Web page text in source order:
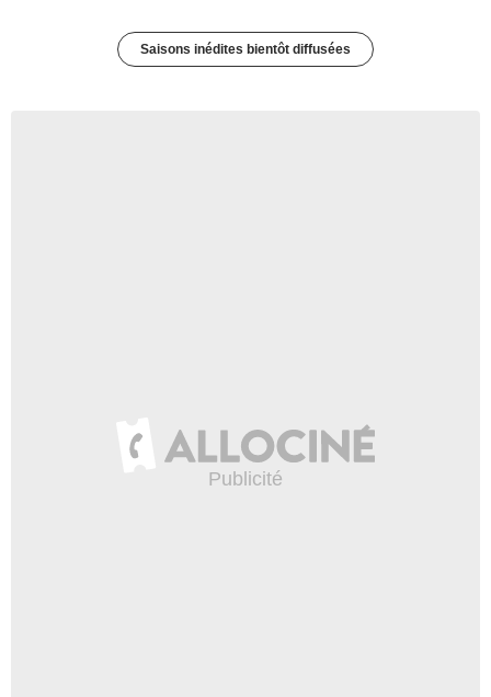
Saisons inédites bientôt diffusées